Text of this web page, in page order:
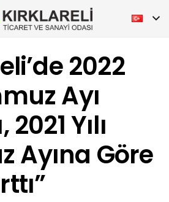
2022
Ayı
Yılı
Ayına Göre